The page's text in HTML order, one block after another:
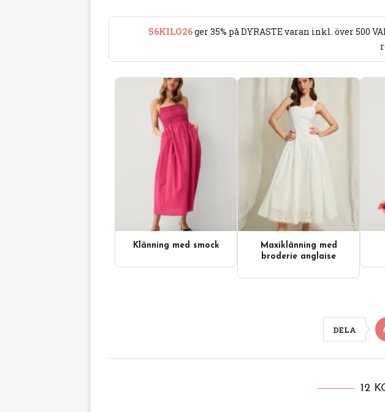
56KILO26ger 35% på DYRASTE varan inkl. över 500
Klänning med smock
Maxiklänning med
broderie anglaise
DELA
12